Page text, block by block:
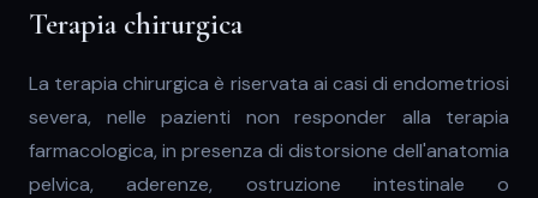
Terapia chirurgica
La terapia chirurgica è riservata ai casi di endometriosi
severa, nelle pazienti non responder alla terapia
farmacologica, in presenza di distorsione dell'anatomia
pelvica, aderenze, ostruzione intestinale o